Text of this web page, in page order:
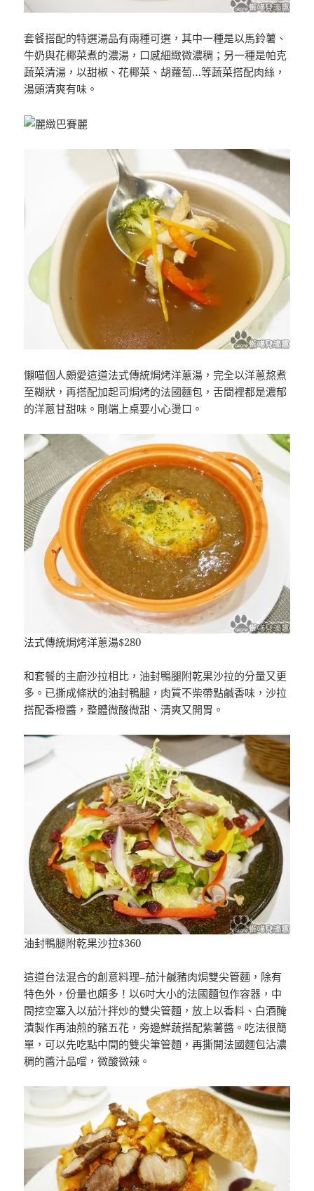
套餐搭配的特選湯品有兩種可選，其中一種是以馬鈴薯、
牛奶與花椰菜煮的濃湯，口感細緻微濃稠；另一種是帕克
蔬菜清湯，以甜椒、花椰菜、胡蘿蔔…等蔬菜搭配肉絲，
湯頭清爽有味。
懶喵個人頗愛這道法式傳統焗烤洋蔥湯，完全以洋蔥熬煮
至糊狀，再搭配加起司焗烤的法國麵包，舌間裡都是濃郁
的洋蔥甘甜味。剛端上桌要小心燙口。
法式傳統焗烤洋蔥湯$280
和套餐的主廚沙拉相比，油封鴨腿附乾果沙拉的分量又更
多。已撕成條狀的油封鴨腿，肉質不柴帶點鹹香味，沙拉
搭配香橙醬，整體微酸微甜、清爽又開胃。
油封鴨腿附乾果沙拉$360
這道台法混合的創意料理–茄汁鹹豬肉焗雙尖管麵，除有
特色外，份量也頗多！以6吋大小的法國麵包作容器，中
間挖空塞入以茄汁拌炒的雙尖管麵，放上以香料、白酒醃
漬製作再油煎的豬五花，旁邊鮮蔬搭配紫薯醬。吃法很簡
單，可以先吃點中間的雙尖筆管麵，再撕開法國麵包沾濃
稠的醬汁品嚐，微酸微辣。